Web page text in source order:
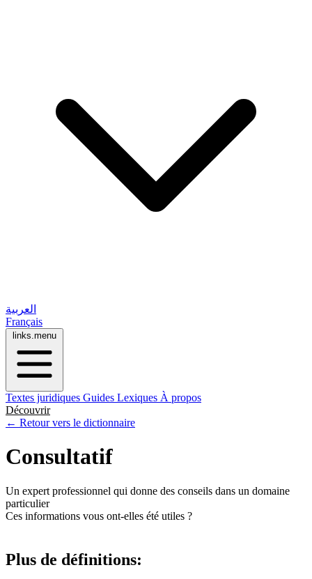
العربية
Français
links.menu
Textes juridiques Guides Lexiques À propos
Découvrir
← Retour vers le dictionnaire
Consultatif
Un expert professionnel qui donne des conseils dans un domaine
particulier
Ces informations vous ont-elles été utiles ?
Plus de définitions: